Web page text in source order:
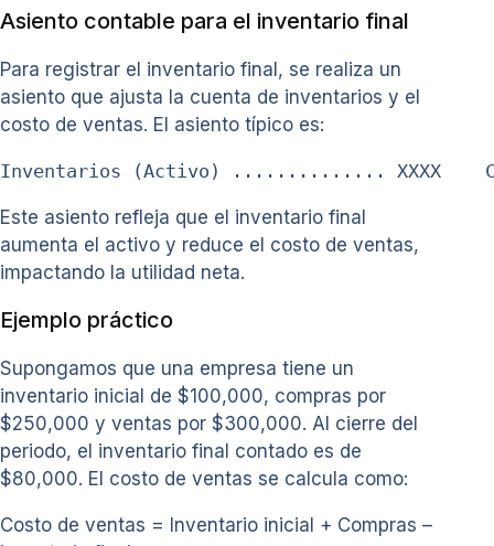
Asiento contable para el inventario final
Para registrar el inventario final, se realiza un
asiento que ajusta la cuenta de inventarios y el
costo de ventas. El asiento típico es:
Inventarios (Activo) .............. XXXX
Este asiento refleja que el inventario final
aumenta el activo y reduce el costo de ventas,
impactando la utilidad neta.
Ejemplo práctico
Supongamos que una empresa tiene un
inventario inicial de $100,000, compras por
$250,000 y ventas por $300,000. Al cierre del
periodo, el inventario final contado es de
$80,000. El costo de ventas se calcula como:
Costo de ventas = Inventario inicial + Compras –